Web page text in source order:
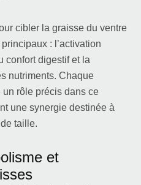
cibler la graisse du ventre
principaux : l’activation
confort digestif et la
nutriments. Chaque
un rôle précis dans ce
une synergie destinée à
taille.
et